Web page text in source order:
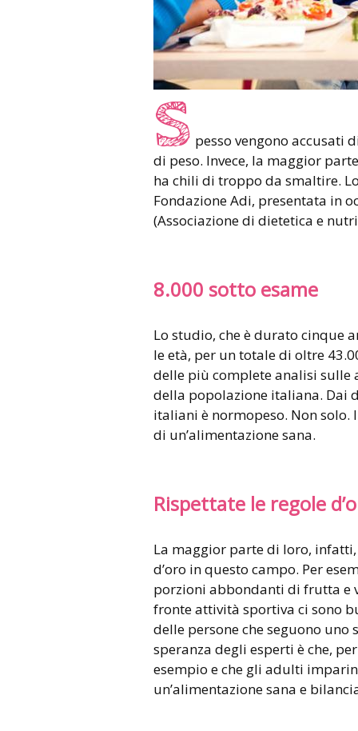
S pesso vengono accusati
di peso. Invece, la maggior
ha chili di troppo da smaltire.
Fondazione Adi, presentata in
(Associazione di dietetica e
8.000 sotto esame
Lo studio, che è durato cinque
le età, per un totale di oltre
delle più complete analisi
della popolazione italiana. Dai
italiani è normopeso. Non
di un’alimentazione sana.
Rispettate le regole
La maggior parte di loro,
d’oro in questo campo. Per
porzioni abbondanti di frutta e
fronte attività sportiva ci sono
delle persone che seguono uno
speranza degli esperti è che,
esempio e che gli adulti
un’alimentazione sana e